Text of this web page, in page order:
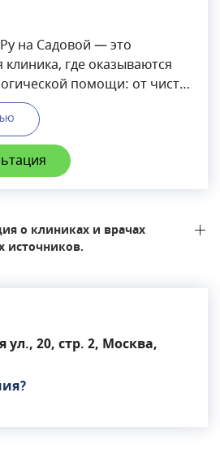
на Садовой — это
где оказываются
помощи: от чистки
до хирургического
Здесь работают
повышающие свою
о клиниках и врачах
источников.
ул., 20, стр. 2, Москва,